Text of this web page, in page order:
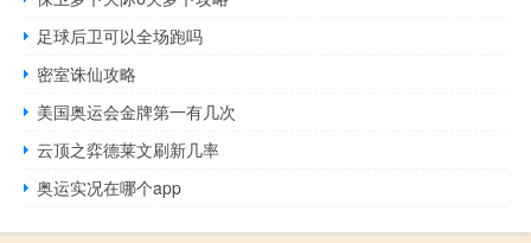
足球后卫可以全场跑吗
密室诛仙攻略
美国奥运会金牌第一有几次
云顶之弈德莱文刷新几率
奥运实况在哪个app